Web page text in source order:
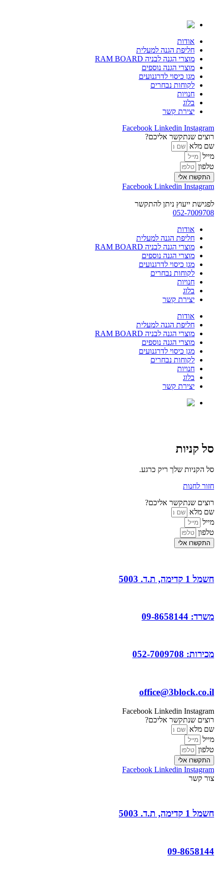
אודות
חליפת הגנה למעלית
מוצרי הגנה לבניה RAM BOARD
מוצרי הגנה נוספים
מגן כיסוי לדרגנועים
לקוחות נבחרים
חנויות
בלוג
יצירת קשר
Facebook Linkedin Instagram
רוצים שנתקשר אליכם?
שם מלא
מייל
טלפון
התקשרו אלי
Facebook Linkedin Instagram
לפגישת ייעוץ ניתן להתקשר
052-7009708
אודות
חליפת הגנה למעלית
מוצרי הגנה לבניה RAM BOARD
מוצרי הגנה נוספים
מגן כיסוי לדרגנועים
לקוחות נבחרים
חנויות
בלוג
יצירת קשר
אודות
חליפת הגנה למעלית
מוצרי הגנה לבניה RAM BOARD
מוצרי הגנה נוספים
מגן כיסוי לדרגנועים
לקוחות נבחרים
חנויות
בלוג
יצירת קשר
סל קניות
סל הקניות שלך ריק כרגע.
חזור לחנות
רוצים שנתקשר אליכם?
שם מלא
מייל
טלפון
התקשרו אלי
חשמל 1 קדימה, ת.ד. 5003
משרד: 09-8658144
מכירות: 052-7009708
office@3block.co.il
Facebook Linkedin Instagram
רוצים שנתקשר אליכם?
שם מלא
מייל
טלפון
התקשרו אלי
Facebook Linkedin Instagram
צור קשר
חשמל 1 קדימה, ת.ד. 5003
09-8658144